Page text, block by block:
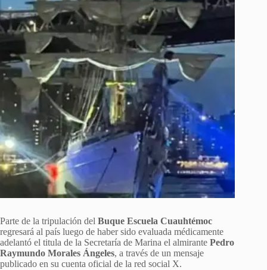
Parte de la tripulación del Buque Escuela Cuauhtémoc
regresará al país luego de haber sido evaluada médicamente
adelantó el titula de la Secretaría de Marina el almirante Pedro
Raymundo Morales Ángeles, a través de un mensaje
publicado en su cuenta oficial de la red social X.